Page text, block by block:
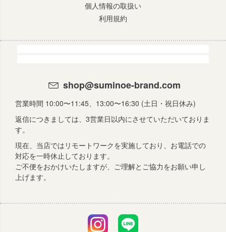
個人情報の取扱い
利用規約
shop@suminoe-brand.com
営業時間 10:00〜11:45、13:00〜16:30 (土日・祝日休み)
返信につきましては、3営業日以内にさせていただいておりま
す。
現在、当店ではリモートワークを実施しており、お電話での
対応を一時休止しております。
ご不便をおかけいたしますが、ご理解とご協力をお願い申し
上げます。